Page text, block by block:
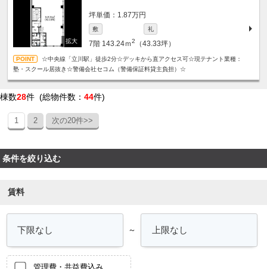
坪単価：1.87万円
敷 礼
7階 143.24ｍ2 （43.33坪）
☆中央線「立川駅」徒歩2分☆デッキから直アクセス可☆現テナント業種：
塾・スクール居抜き☆警備会社セコム（警備保証料貸主負担）☆
棟数28件 (総物件数： 44件)
1 2 次の20件>>
条件を絞り込む
賃料
～
管理費・共益費込み